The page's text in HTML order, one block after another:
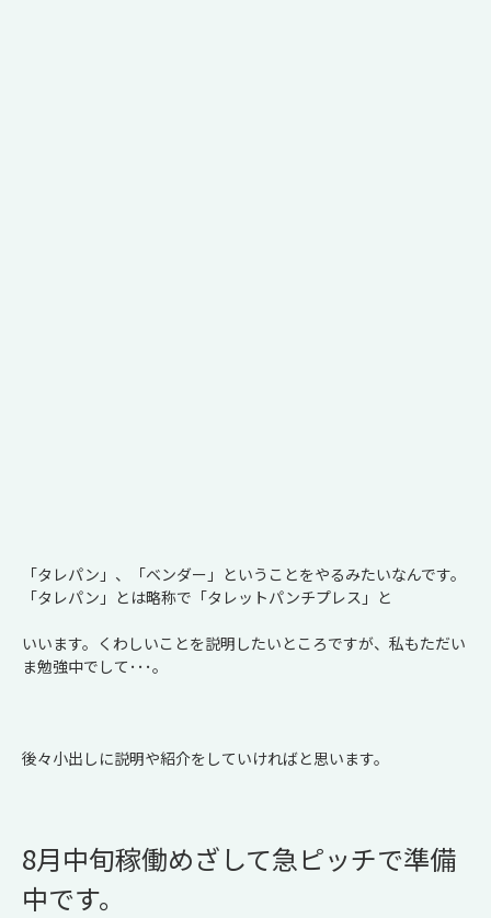
「タレパン」、「ベンダー」ということをやるみたいなんです。
「タレパン」とは略称で「タレットパンチプレス」と
いいます。くわしいことを説明したいところですが、私もただい
ま勉強中でして･･･｡
後々小出しに説明や紹介をしていければと思います。
8月中旬稼働めざして急ピッチで準備
中です。